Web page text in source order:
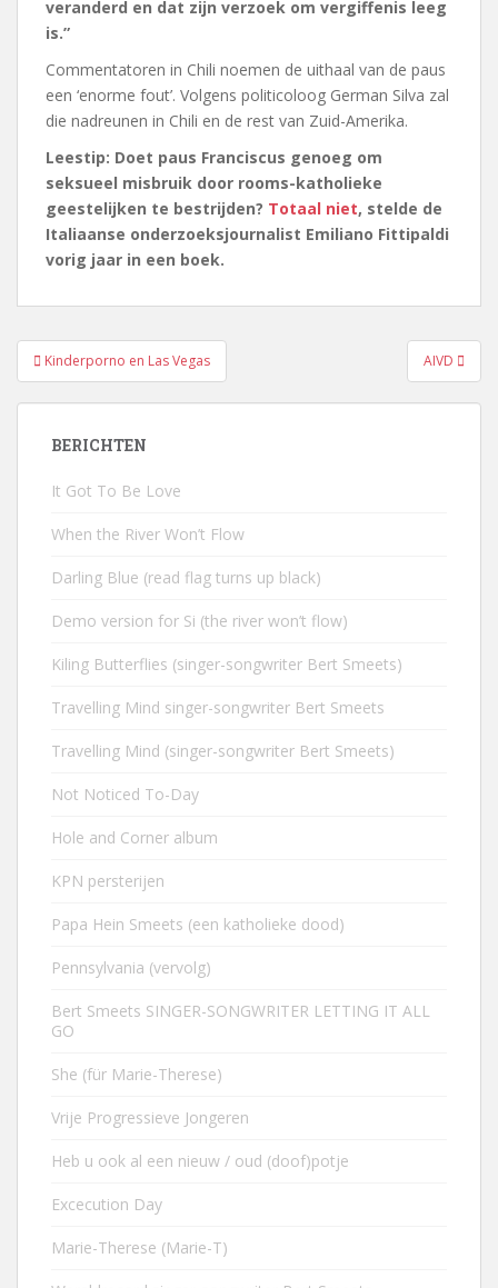
veranderd en dat zijn verzoek om vergiffenis leeg
is.”
Commentatoren in Chili noemen de uithaal van de paus
een ‘enorme fout’. Volgens politicoloog German Silva zal
die nadreunen in Chili en de rest van Zuid-Amerika.
Leestip: Doet paus Franciscus genoeg om
seksueel misbruik door rooms-katholieke
geestelijken te bestrijden? Totaal niet, stelde de
Italiaanse onderzoeksjournalist Emiliano Fittipaldi
vorig jaar in een boek.
Bericht
navigatie
Kinderporno en Las Vegas AIVD
BERICHTEN
It Got To Be Love
When the River Won’t Flow
Darling Blue (read flag turns up black)
Demo version for Si (the river won’t flow)
Kiling Butterflies (singer-songwriter Bert Smeets)
Travelling Mind singer-songwriter Bert Smeets
Travelling Mind (singer-songwriter Bert Smeets)
Not Noticed To-Day
Hole and Corner album
KPN persterijen
Papa Hein Smeets (een katholieke dood)
Pennsylvania (vervolg)
Bert Smeets SINGER-SONGWRITER LETTING IT ALL
GO
She (für Marie-Therese)
Vrije Progressieve Jongeren
Heb u ook al een nieuw / oud (doof)potje
Excecution Day
Marie-Therese (Marie-T)